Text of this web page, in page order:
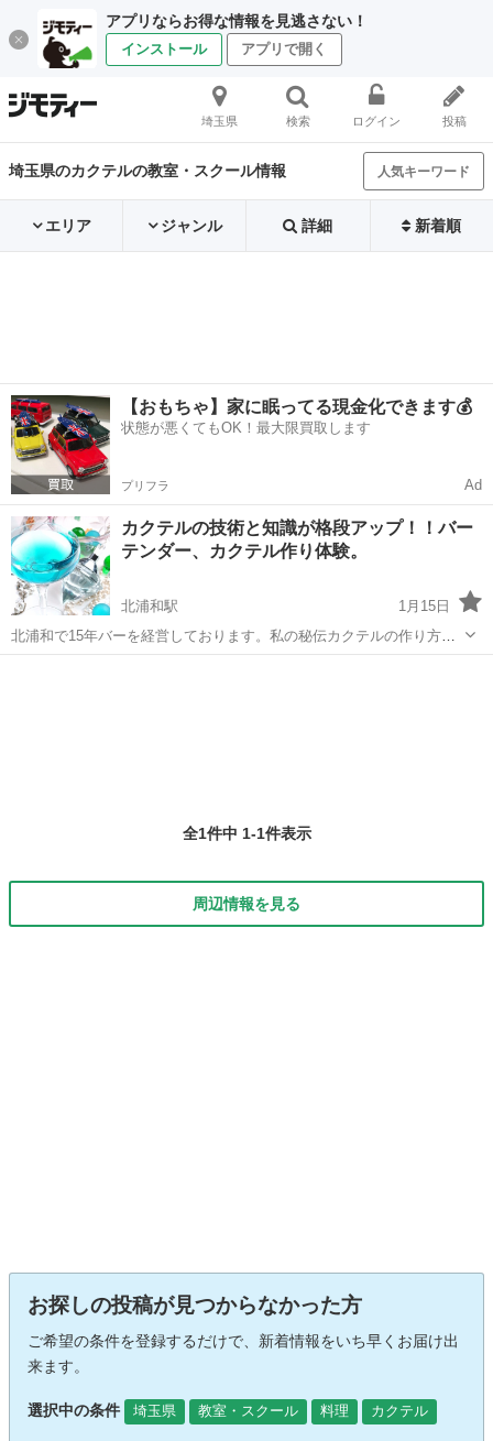
アプリならお得な情報を見逃さない！
インストール アプリで開く
埼玉県 検索 ログイン 投稿
埼玉県のカクテルの教室・スクール情報 人気キーワード
エリア ジャンル 詳細 新着順
【おもちゃ】家に眠ってる現金化できます💰
状態が悪くてもOK！最大限買取します
プリフラ Ad
カクテルの技術と知識が格段アップ！！バー
テンダー、カクテル作り体験。
北浦和駅
1月15日
北浦和で15年バーを経営しております。私の秘伝カクテルの作り方を
お教えいたします。作り方を変えるとお酒は味が全然変わります。ご
全1件中 1-1件表示
周辺情報を見る
お探しの投稿が見つからなかった方
ご希望の条件を登録するだけで、新着情報をいち早くお届け出
来ます。
選択中の条件 埼玉県 教室・スクール 料理 カクテル